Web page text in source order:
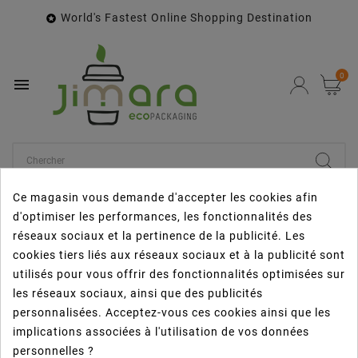
 World's Fastest Online Shopping Destination
 0
Accueil Marques
Informations 
Ce magasin vous demande d'accepter les cookies afin
d'optimiser les performances, les fonctionnalités des
réseaux sociaux et la pertinence de la publicité. Les
cookies tiers liés aux réseaux sociaux et à la publicité sont
utilisés pour vous offrir des fonctionnalités optimisées sur
les réseaux sociaux, ainsi que des publicités
personnalisées. Acceptez-vous ces cookies ainsi que les
implications associées à l'utilisation de vos données
personnelles ?